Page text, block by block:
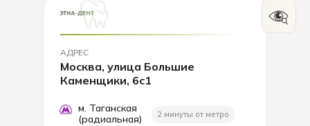
АДРЕС
Москва, улица Большие
Каменщики, 6с1
2 минуты от метро
м. Таганская
(радиальная)